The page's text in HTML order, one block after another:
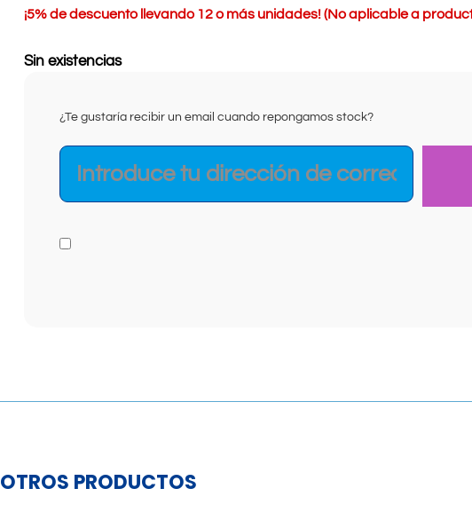
¡5% de descuento llevando 12 o más unidades! (No aplicable a
Sin existencias
¿Te gustaría recibir un email cuando repongamos stock?
OTROS PRODUCTOS